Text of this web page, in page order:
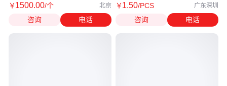
￥1500.00/个 北京
咨询 电话
￥1.50/PCS 广东深圳
咨询 电话